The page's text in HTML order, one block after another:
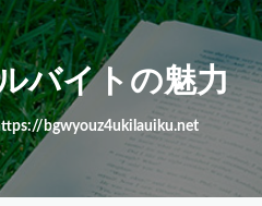
バイトの魅力
bgwyouz4ukilauiku.net